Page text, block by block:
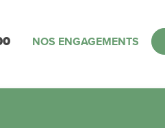
NOS ENGAGEMENTS